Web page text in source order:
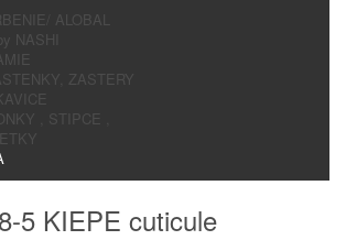
ALOBAL
NASHI
ZASTERY
, STIPCE ,
5 KIEPE cuticule